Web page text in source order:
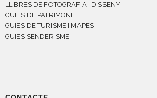
LLIBRES DE FOTOGRAFIA I DISSENY
GUIES DE PATRIMONI
GUIES DE TURISME I MAPES
GUIES SENDERISME